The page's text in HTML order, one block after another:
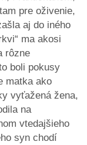
pre oživenie,
aj do iného
ma akosi
rôzne
boli pokusy
matka ako
vyťažená žena,
na
vtedajšieho
syn chodí